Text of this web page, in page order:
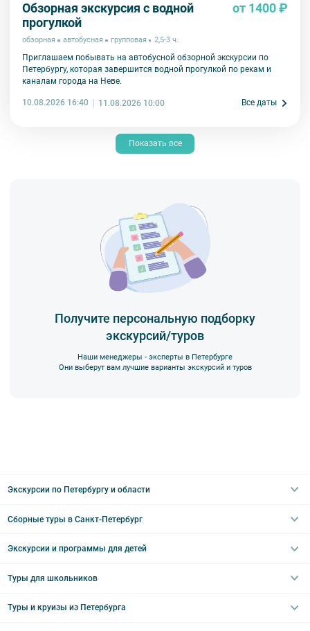
Обзорная экскурсия с водной
прогулкой
от 1400 ₽
обзорная автобусная групповая 2,5-3 ч.
Приглашаем побывать на автобусной обзорной экскурсии по
Петербургу, которая завершится водной прогулкой по рекам и
каналам города на Неве.
10.08.2026 16:40 11.08.2026 10:00 Все даты
Показать все
Получите персональную подборку
экскурсий/туров
Наши менеджеры - эксперты в Петербурге
Они выберут вам лучшие варианты экскурсий и туров
Экскурсии по Петербургу и области
Интерьерные
Сборные туры в Санкт-Петербург
Туры в Санкт-Петербург на 2 дня
Туры на 5 дней
Экскурсии и программы для детей
Загородные экскурсии
Туры для школьников
Туры и круизы из Петербурга